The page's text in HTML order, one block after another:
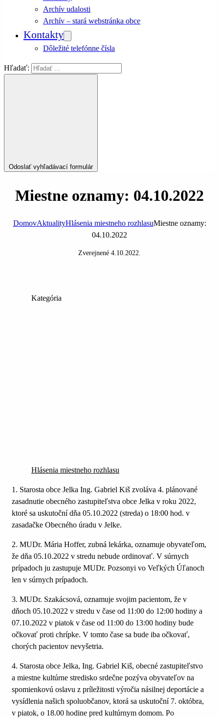
Archív udalosti
Archív – stará webstránka obce
Kontakty
Dôležité telefónne čísla
Hľadať:
Odoslať vyhľadávací formulár
Miestne oznamy: 04.10.2022
DomovAktualityHlásenia miestneho rozhlasuMiestne oznamy:
04.10.2022
Zverejnené 4.10.2022.
Kategória
Hlásenia miestneho rozhlasu
1. Starosta obce Jelka Ing. Gabriel Kiš zvoláva 4. plánované
zasadnutie obecného zastupiteľstva obce Jelka v roku 2022,
ktoré sa uskutoční dňa 05.10.2022 (streda) o 18:00 hod. v
zasadačke Obecného úradu v Jelke.
2. MUDr. Mária Hoffer, zubná lekárka, oznamuje obyvateľom,
že dňa 05.10.2022 v stredu nebude ordinovať. V súrnych
prípadoch ju zastupuje MUDr. Pozsonyi vo Veľkých Úľanoch
len v súrnych prípadoch.
3. MUDr. Szakácsová, oznamuje svojim pacientom, že v
dňoch 05.10.2022 v stredu v čase od 11:00 do 12:00 hodiny a
07.10.2022 v piatok v čase od 11:00 do 13:00 hodiny bude
očkovať proti chrípke. V tomto čase sa bude iba očkovať,
chorých pacientov nevyšetria.
4. Starosta obce Jelka, Ing. Gabriel Kiš, obecné zastupiteľstvo
a miestne kultúrne stredisko srdečne pozýva obyvateľov na
spomienkovú oslavu z príležitosti výročia násilnej deportácie a
vysídlenia našich spoluobčanov, ktorá sa uskutoční 7. októbra,
v piatok, o 18.00 hodine pred kultúrnym domom. Po